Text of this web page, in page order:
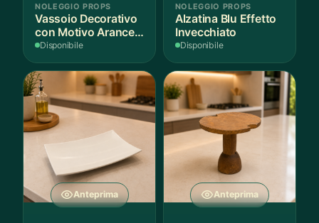
NOLEGGIO PROPS
Vassoio Decorativo
con Motivo Arance e
Foglie
Disponibile
NOLEGGIO PROPS
Alzatina Blu Effetto
Invecchiato
Disponibile
Anteprima Anteprima